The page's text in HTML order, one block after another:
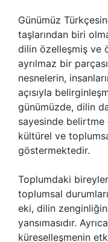
Günümüz
taşlarından biri
dilin özelleşmiş ve
ayrılmaz bir
nesnelerin,
açısıyla
günümüzde, dilin
sayesinde belirtme
kültürel ve
göstermektedir.
Toplumdaki
toplumsal
eki, dilin
yansımasıdır.
küreselleşmenin